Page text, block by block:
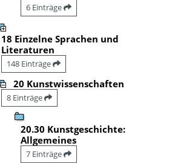
6 Einträge
18 Einzelne Sprachen und
Literaturen
148 Einträge
20 Kunstwissenschaften
8 Einträge
20.30 Kunstgeschichte:
Allgemeines
7 Einträge